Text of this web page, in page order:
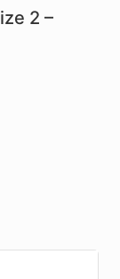
2 –